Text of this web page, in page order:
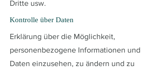
Dritte usw.
Kontrolle über Daten
Erklärung über die Möglichkeit,
personenbezogene Informationen und
Daten einzusehen, zu ändern und zu